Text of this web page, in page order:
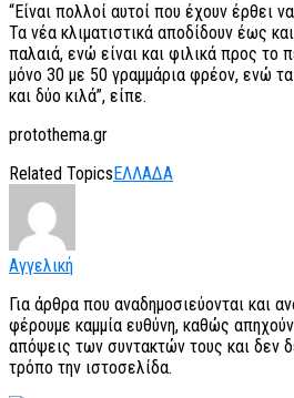
“Είναι πολλοί αυτοί που έχουν έρθει
Τα νέα κλιματιστικά αποδίδουν έως
παλαιά, ενώ είναι και φιλικά προς το
μόνο 30 με 50 γραμμάρια φρέον, ενώ
και δύο κιλά”, είπε.
protothema.gr
Related Topics ΕΛΛΑΔΑ
Αγγελική
Για άρθρα που αναδημοσιεύονται και
φέρουμε καμμία ευθύνη, καθώς
απόψεις των συντακτών τους και δεν
τρόπο την ιστοσελίδα.